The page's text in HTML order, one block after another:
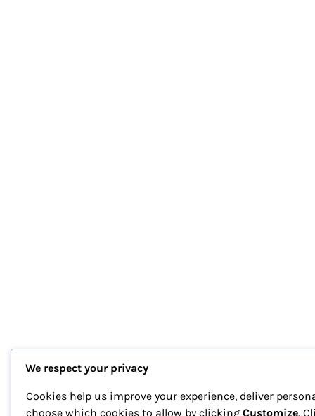
We respect your privacy
Cookies help us improve your experience, deliver
choose which cookies to allow by clicking Customize.